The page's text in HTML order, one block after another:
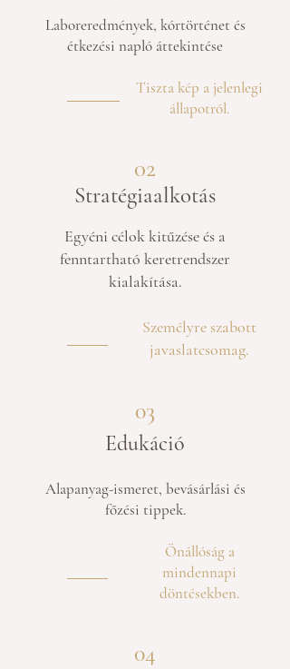
Laboreredmények, kórtörténet és
étkezési napló áttekintése
Tiszta kép a jelenlegi
állapotról.
02
Stratégiaalkotás
Egyéni célok kitűzése és a
fenntartható keretrendszer
kialakítása.
Személyre szabott
javaslatcsomag.
03
Edukáció
Alapanyag-ismeret, bevásárlási és
főzési tippek.
Önállóság a
mindennapi
döntésekben.
04